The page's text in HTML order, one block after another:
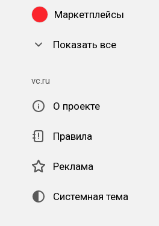
Маркетплейсы
Показать все
vc.ru
О проекте
Правила
Реклама
Системная тема